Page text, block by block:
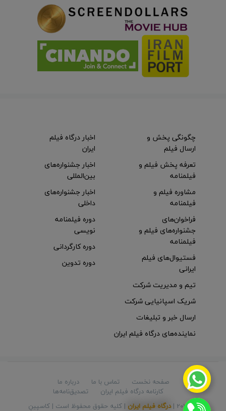
چگونگی پخش و
ارسال فیلم
تعرفه پخش فیلم و
فیلمنامه
مشاوره فیلم و
فیلمنامه
اخبار درگاه فیلم
ایران
اخبار جشنواره‌های
بین‌المللی
اخبار جشنواره‌های
داخلی
فراخوان‌های
جشنواره‌های فیلم و
فیلمنامه
فستیوال‌های فیلم
ایرانی
دوره فیلمنامه
نویسی
دوره کارگردانی
دوره تدوین
تیم و مدیریت شرکت
شریک اسپانیایی شرکت
ارسال خبر و تبلیغات
نماینده‌های درگاه فیلم ایران
صفحه نخست تماس با ما
درباره ما
کارنامه درگاه فیلم ایران
تصدیق‌نامه‌ها
© 2026 |
درگاه فیلم ایران | کلیه حقوق محفوظ است | کاسپینِ